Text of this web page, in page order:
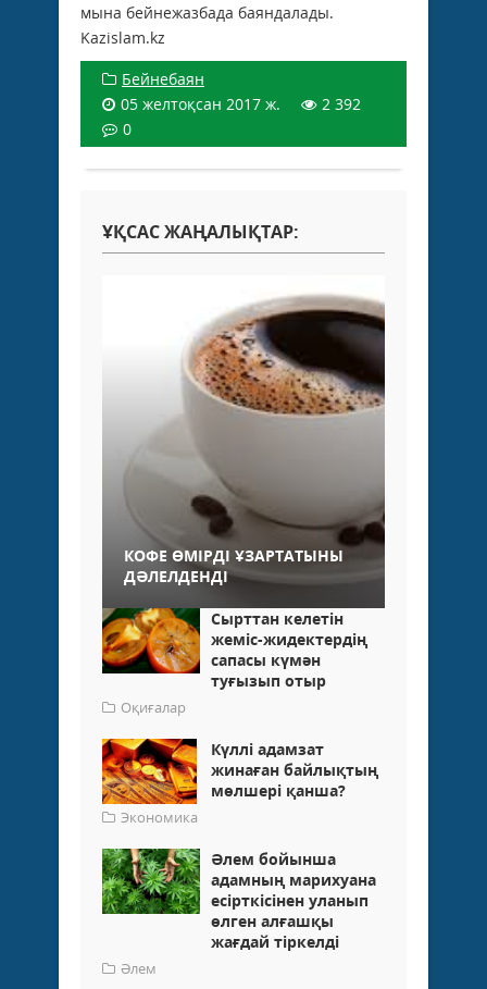
мына бейнежазбада баяндалады.
Kazislam.kz
Бейнебаян
05 желтоқсан 2017 ж.
2 392
0
ҰҚСАС ЖАҢАЛЫҚТАР:
КОФЕ ӨМІРДІ ҰЗАРТАТЫНЫ
ДӘЛЕЛДЕНДІ
Сырттан келетін
жеміс-жидектердің
сапасы күмән
туғызып отыр
Оқиғалар
Күллі адамзат
жинаған байлықтың
мөлшері қанша?
Экономика
Әлем бойынша
адамның марихуана
есірткісінен уланып
өлген алғашқы
жағдай тіркелді
Әлем